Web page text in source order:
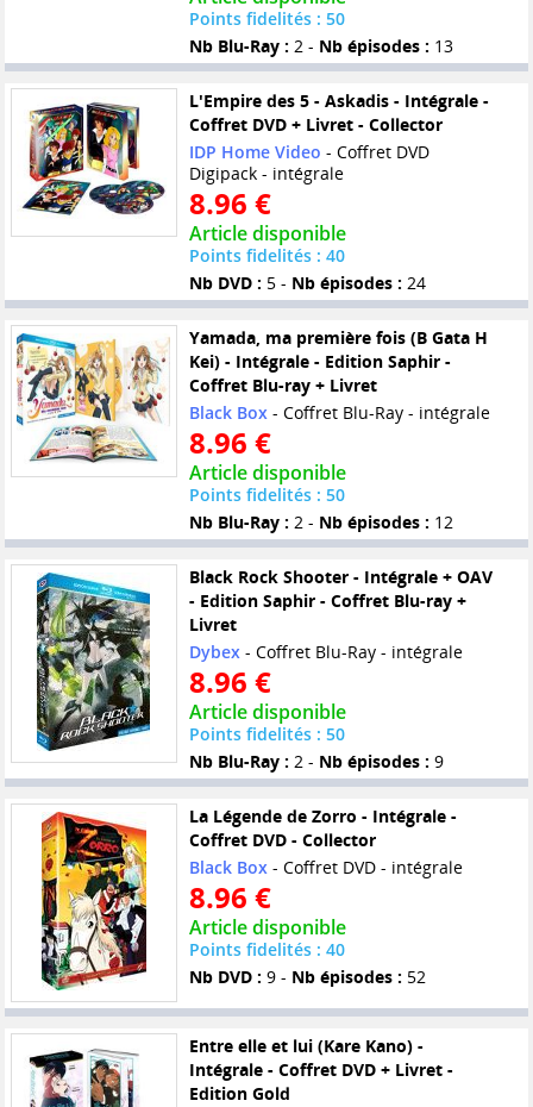
Points fidelités : 50
Nb Blu-Ray : 2 - Nb épisodes : 13
L'Empire des 5 - Askadis - Intégrale -
Coffret DVD + Livret - Collector
IDP Home Video - Coffret DVD
Digipack - intégrale
8.96 €
Article disponible
Points fidelités : 40
Nb DVD : 5 - Nb épisodes : 24
Yamada, ma première fois (B Gata H
Kei) - Intégrale - Edition Saphir -
Coffret Blu-ray + Livret
Black Box- Coffret Blu-Ray - intégrale
8.96 €
Article disponible
Points fidelités : 50
Nb Blu-Ray : 2 - Nb épisodes : 12
Black Rock Shooter - Intégrale + OAV
- Edition Saphir - Coffret Blu-ray +
Livret
Dybex- Coffret Blu-Ray - intégrale
8.96 €
Article disponible
Points fidelités : 50
Nb Blu-Ray : 2 - Nb épisodes : 9
La Légende de Zorro - Intégrale -
Coffret DVD - Collector
Black Box- Coffret DVD - intégrale
8.96 €
Article disponible
Points fidelités : 40
Nb DVD : 9 - Nb épisodes : 52
Entre elle et lui (Kare Kano) -
Intégrale - Coffret DVD + Livret -
Edition Gold